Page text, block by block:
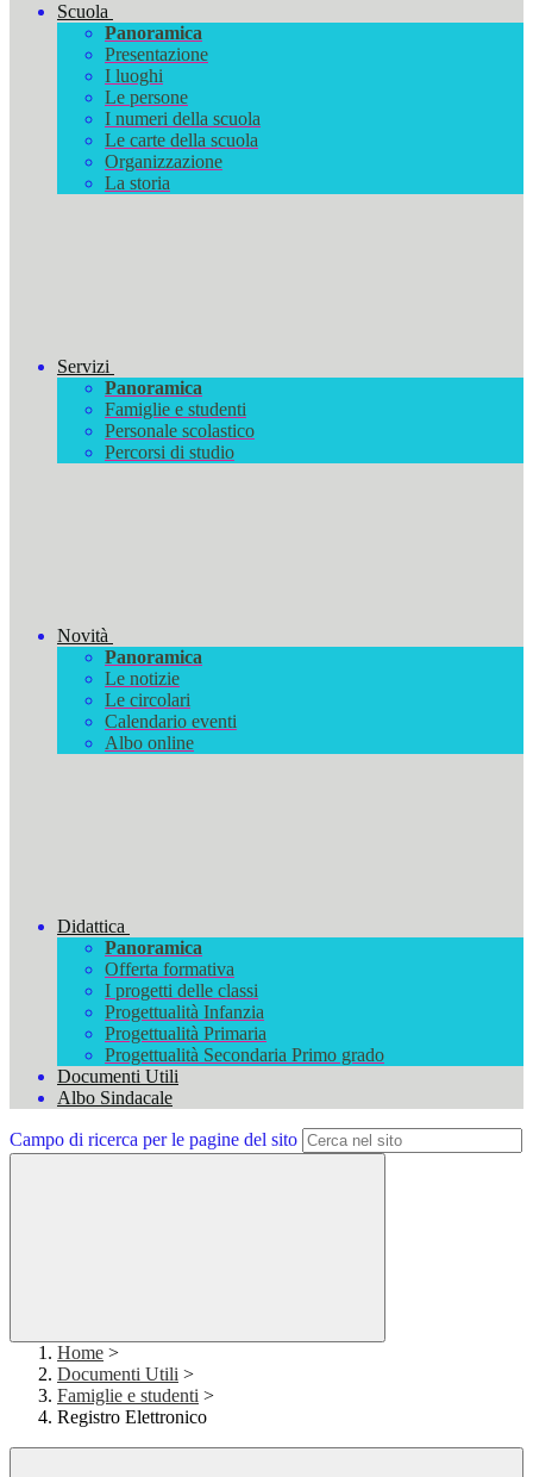
Scuola
Panoramica
Presentazione
I luoghi
Le persone
I numeri della scuola
Le carte della scuola
Organizzazione
La storia
Servizi
Panoramica
Famiglie e studenti
Personale scolastico
Percorsi di studio
Novità
Panoramica
Le notizie
Le circolari
Calendario eventi
Albo online
Didattica
Panoramica
Offerta formativa
I progetti delle classi
Progettualità Infanzia
Progettualità Primaria
Progettualità Secondaria Primo grado
Documenti Utili
Albo Sindacale
Campo di ricerca per le pagine del sito
Home >
Documenti Utili >
Famiglie e studenti >
Registro Elettronico